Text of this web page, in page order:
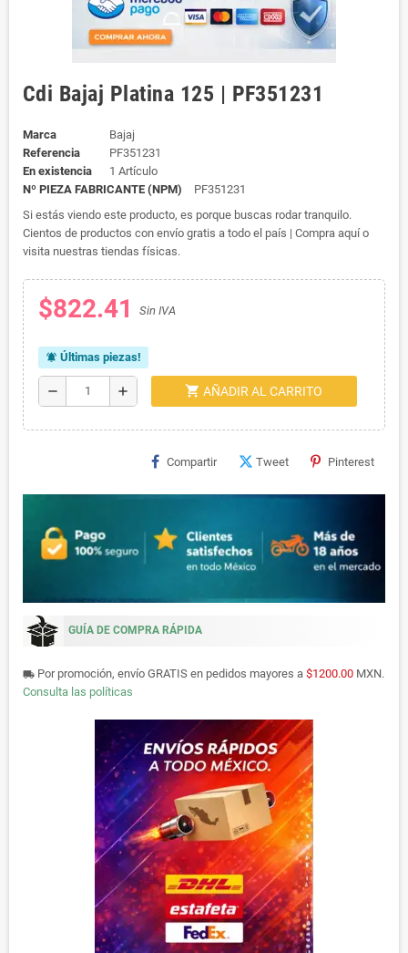
Cdi Bajaj Platina 125 | PF351231
Marca
Bajaj
Referencia
PF351231
En existencia
1 Artículo
Nº PIEZA FABRICANTE (NPM)
PF351231
Si estás viendo este producto, es porque buscas rodar tranquilo.
Cientos de productos con envío gratis a todo el país | Compra aquí o
visita nuestras tiendas físicas.
$822.41 Sin IVA
notifications_active Últimas piezas!
remove add shopping_cart AÑADIR AL CARRITO
Compartir Tweet Pinterest
GUÍA DE COMPRA RÁPIDA
local_shipping Por promoción, envío GRATIS en pedidos mayores a $1200.00 MXN.
Consulta las políticas